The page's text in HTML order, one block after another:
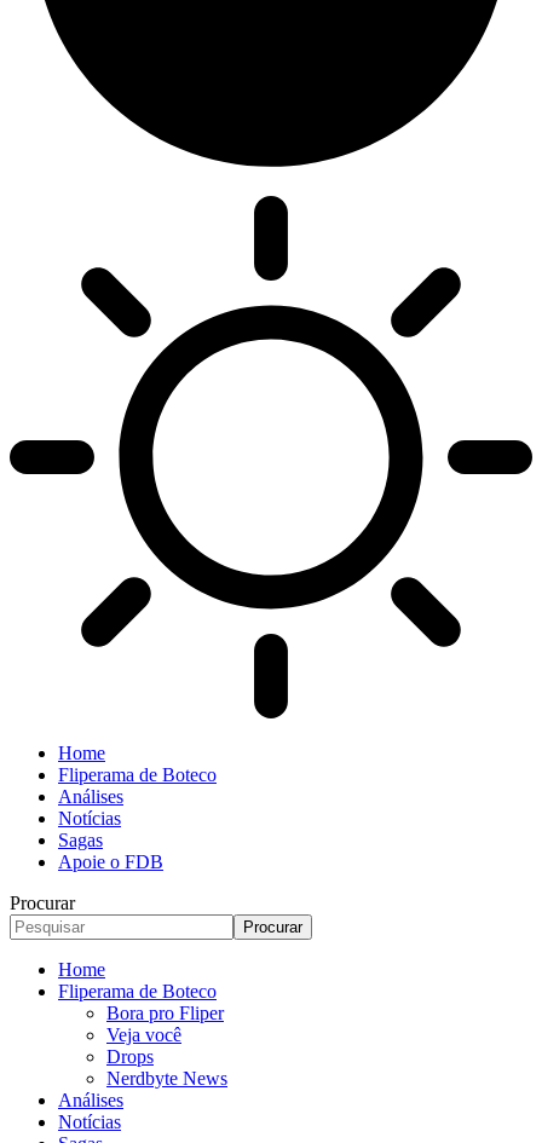
Home
Fliperama de Boteco
Análises
Notícias
Sagas
Apoie o FDB
Procurar
Home
Fliperama de Boteco
Bora pro Fliper
Veja você
Drops
Nerdbyte News
Análises
Notícias